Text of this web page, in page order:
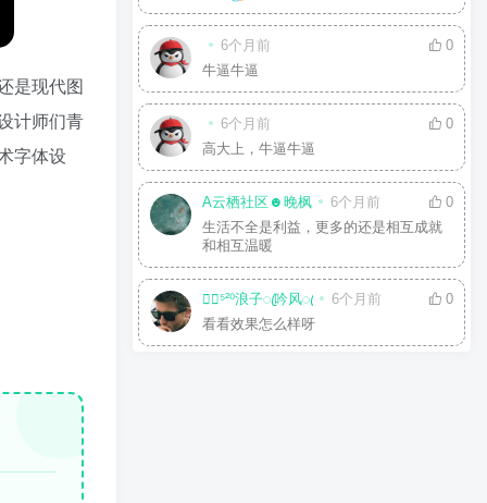
是现代图
计师们青
字体设
6个月前
0
牛逼牛逼
6个月前
0
高大上，牛逼牛逼
A云栖社区☻晚枫 6个月前
0
生活不全是利益，更多的还是相互成就
和相互温暖
☘⃝⁵²⁰浪子ꦿ吟风ꦿ 6个月前
0
看看效果怎么样呀